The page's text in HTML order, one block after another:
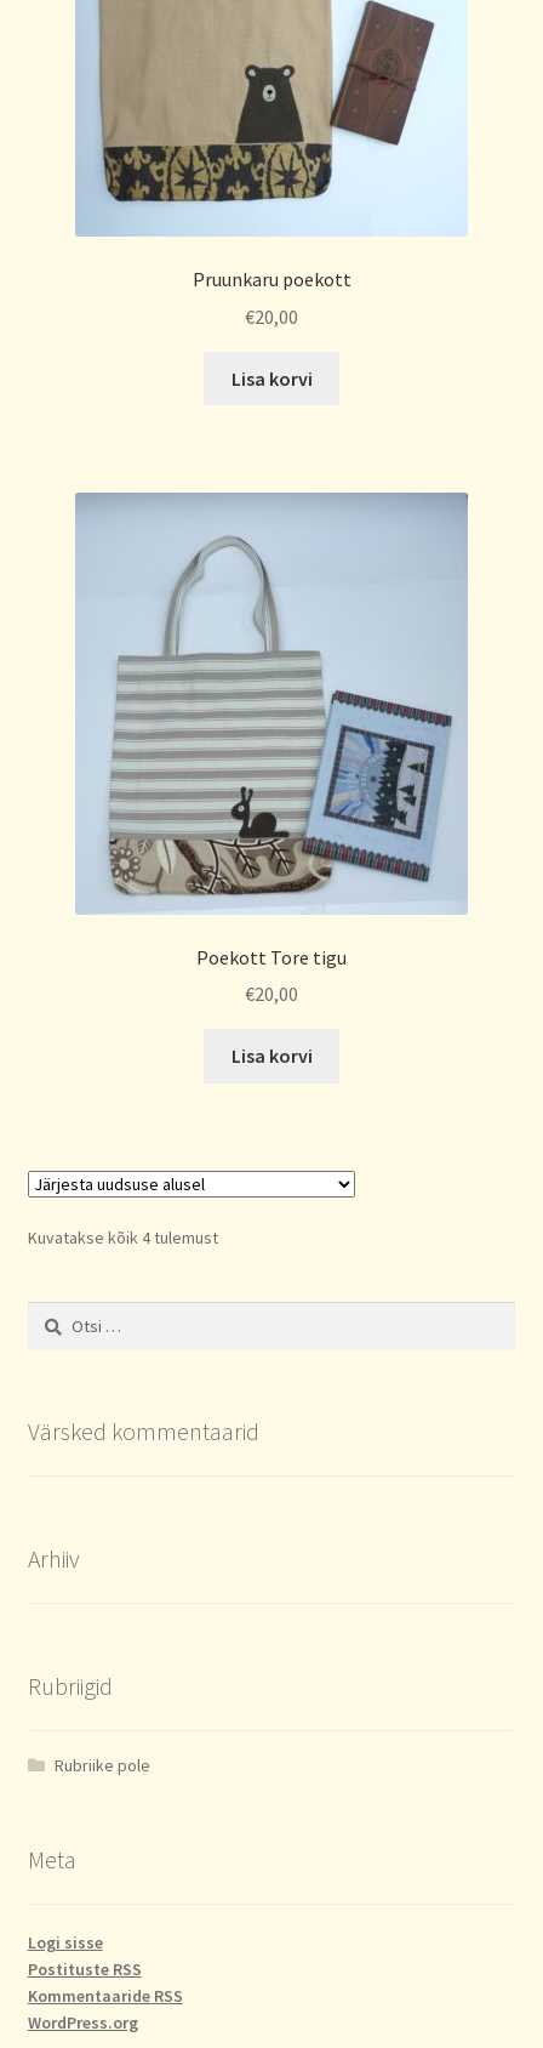
Pruunkaru poekott
€20,00
Lisa korvi
Poekott Tore tigu
€20,00
Lisa korvi
Kuvatakse kõik 4 tulemustSorted
Otsi:
Värsked kommentaarid
Arhiiv
Rubriigid
Rubriike pole
Meta
Logi sisse
Postituste RSS
Kommentaaride RSS
WordPress.org